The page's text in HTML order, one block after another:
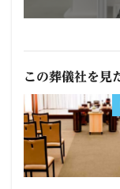
この葬儀社を見